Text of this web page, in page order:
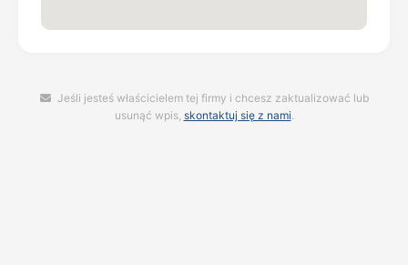
Jeśli jesteś właścicielem tej firmy i chcesz zaktualizować lub
usunąć wpis, skontaktuj się z nami.